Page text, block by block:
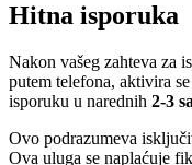
Hitna isporuka
Nakon vašeg zahteva za
putem telefona, aktivira
isporuku u narednih 2-3
Ovo podrazumeva
Ova uluga se naplaćuje